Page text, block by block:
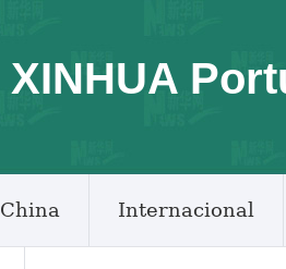
XINHUA
China Internacional